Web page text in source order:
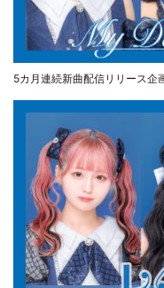
5カ月連続新曲配信リリース企